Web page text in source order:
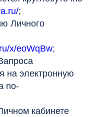
;
Личного
x/eoWqBw;
на электронную
no-
кабинете